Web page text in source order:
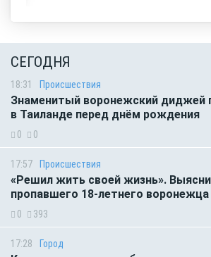
СЕГОДНЯ
18:31 Происшествия
Знаменитый воронежский диджей
в Таиланде перед днём рождения
0 0
17:57 Происшествия
«Решил жить своей жизнь».
пропавшего 18-летнего воронежца
0 393
17:28 Город